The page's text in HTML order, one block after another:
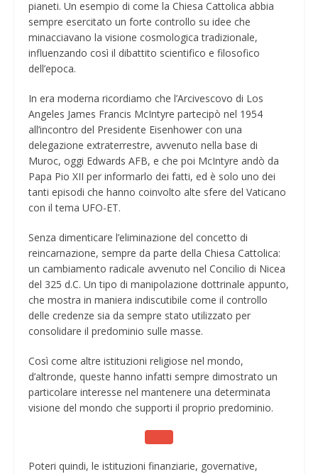
pianeti. Un esempio di come la Chiesa Cattolica abbia
sempre esercitato un forte controllo su idee che
minacciavano la visione cosmologica tradizionale,
influenzando così il dibattito scientifico e filosofico
dell’epoca.
In era moderna ricordiamo che l’Arcivescovo di Los
Angeles James Francis McIntyre partecipò nel 1954
all’incontro del Presidente Eisenhower con una
delegazione extraterrestre, avvenuto nella base di
Muroc, oggi Edwards AFB, e che poi McIntyre andò da
Papa Pio XII per informarlo dei fatti, ed è solo uno dei
tanti episodi che hanno coinvolto alte sfere del Vaticano
con il tema UFO-ET.
Senza dimenticare l’eliminazione del concetto di
reincarnazione, sempre da parte della Chiesa Cattolica:
un cambiamento radicale avvenuto nel Concilio di Nicea
del 325 d.C. Un tipo di manipolazione dottrinale appunto,
che mostra in maniera indiscutibile come il controllo
delle credenze sia da sempre stato utilizzato per
consolidare il predominio sulle masse.
Così come altre istituzioni religiose nel mondo,
d’altronde, queste hanno infatti sempre dimostrato un
particolare interesse nel mantenere una determinata
visione del mondo che supporti il proprio predominio.
Poteri quindi, le istituzioni finanziarie, governative,